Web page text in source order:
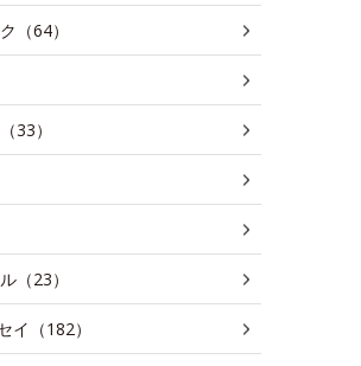
（64）
33）
（23）
イ（182）